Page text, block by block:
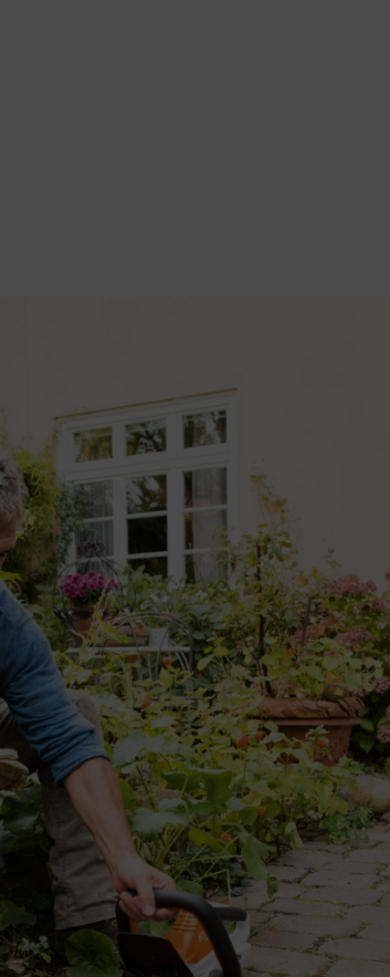
AI de la STIHL
de utilizat și special concepute pentru nevoile
integrat, care poate fi încărcat cu ușurință prin
de tuns garduri vii cu acumulator HSA 45, suflanta